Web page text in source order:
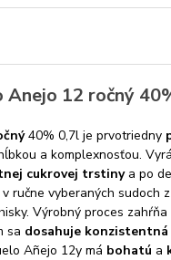
Anejo 12 ročný
40% 0,7l je prvotriedny
a komplexnosťou.
cukrovej trstinya po
v ručne vyberaných sudoch z
Výrobný proces zahŕňa
sa dosahuje
Añejo 12y má bohatú a